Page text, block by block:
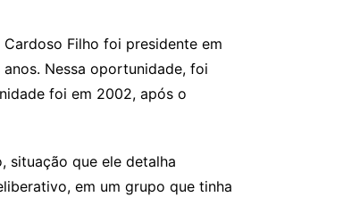
Cardoso Filho foi presidente em
Nessa oportunidade, foi
foi em 2002, após o
situação que ele detalha
em um grupo que tinha